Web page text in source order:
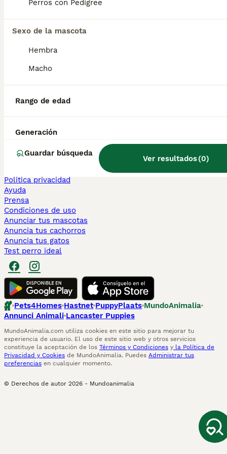
Perros con Pedigree
Sexo de la mascota
Hembra
Macho
Rango de edad
Generación
Guardar búsqueda
Ver resultados(0)
Sphynx en venta
Maine Coon en venta
Persa en venta
Teckel en Barcelona
Chihuahua en Sevilla
Perros en adopcion
Información
Politica privacidad
Ayuda
Prensa
Condiciones de uso
Anunciar tus mascotas
Anuncia tus cachorros
Anuncia tus gatos
Test perro ideal
Pets4Homes Hastnet PuppyPlaats MundoAnimalia
Annunci Animali Lancaster Puppies
MundoAnimalia.com utiliza cookies en este sitio para mejorar tu
experiencia de usuario. El uso de este sitio web y otros servicios
constituye la aceptación de los Términos y Condiciones y la Política de
Privacidad y Cookies de MundoAnimalia. Puedes Administrar tus
preferencias en cualquier momento.
© Derechos de autor 2026 - Mundoanimalia